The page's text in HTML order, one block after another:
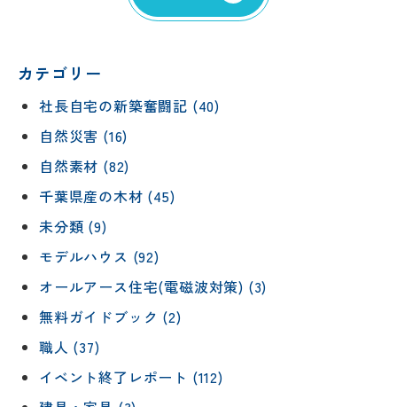
カテゴリー
社長自宅の新築奮闘記 (40)
自然災害 (16)
自然素材 (82)
千葉県産の木材 (45)
未分類 (9)
モデルハウス (92)
オールアース住宅(電磁波対策) (3)
無料ガイドブック (2)
職人 (37)
イベント終了レポート (112)